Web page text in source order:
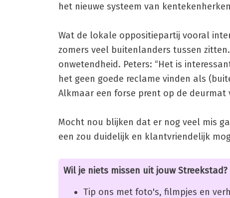
het nieuwe systeem van
Wat de lokale oppositiepartij vooral
zomers veel buitenlanders tussen
onwetendheid. Peters: “Het is
het geen goede reclame vinden als
Alkmaar een forse prent op de deurmat
Mocht nou blijken dat er nog veel mis
een zou duidelijk en klantvriendelijk
Wil je niets missen uit jouw Streekstad?
Tip ons met foto's, filmpjes en